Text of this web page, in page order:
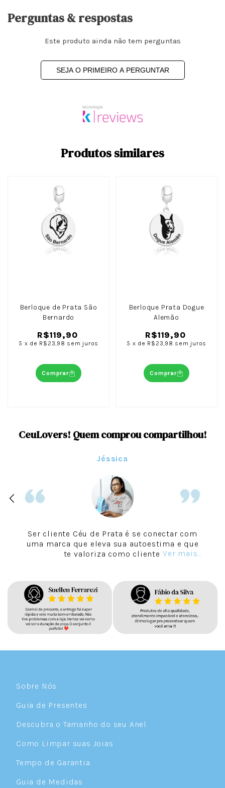
Perguntas & respostas
Este produto ainda não tem perguntas
SEJA O PRIMEIRO A PERGUNTAR
Produtos similares
Berloque de Prata São
Bernardo
R$119,90
5 x de R$23,98 sem juros
Comprar
Berloque Prata Dogue
Alemão
R$119,90
5 x de R$23,98 sem juros
Comprar
CeuLovers! Quem comprou compartilhou!
Jéssica
Ser cliente Céu de Prata é se conectar com
uma marca que eleva sua autoestima e que
te valoriza como cliente. Ver mais...
Sobre Nós
Guia de Presentes
Descubra o Tamanho do seu Anel
Como Limpar suas Joias
Tempo de Garantia
Guia de Medidas